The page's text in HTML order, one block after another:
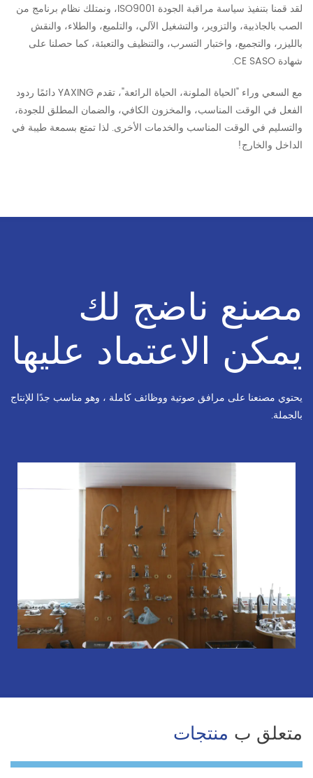
لقد قمنا بتنفيذ سياسة مراقبة الجودة ISO9001، ونمتلك نظام برنامج من
الصب بالجاذبية، والتزوير، والتشغيل الآلي، والتلميع، والطلاء، والنقش
بالليزر، والتجميع، واختبار التسرب، والتنظيف والتعبئة، كما حصلنا على
شهادة CE SASO.
مع السعي وراء "الحياة الملونة، الحياة الرائعة"، تقدم YAXING دائمًا ردود
الفعل في الوقت المناسب، والمخزون الكافي، والضمان المطلق للجودة،
والتسليم في الوقت المناسب والخدمات الأخرى. لذا تمتع بسمعة طيبة في
الداخل والخارج!
مصنع ناضج لك
يمكن الاعتماد عليها
يحتوي مصنعنا على مرافق صوتية ووظائف كاملة ، وهو مناسب جدًا للإنتاج
بالجملة.
متعلق ب منتجات